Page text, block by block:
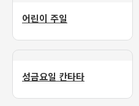
어린이 주일
성금요일 칸타타